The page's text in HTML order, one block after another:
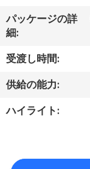
VR
シ
ョ
ー
た
パッケージの詳
細:
受渡し時間:
供給の能力:
ハイライト: